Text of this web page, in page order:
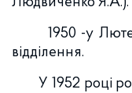
1950 -у
відділення.
У 1952 році